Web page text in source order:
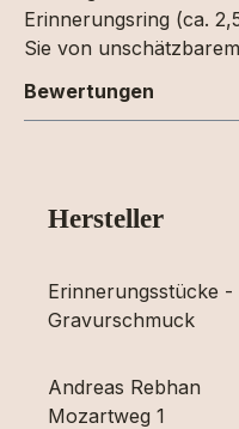
Erinnerungsring (ca.
Sie von
Bewertungen
Hersteller
Erinnerungsstücke
Gravurschmuck
Andreas Rebhan
Mozartweg 1